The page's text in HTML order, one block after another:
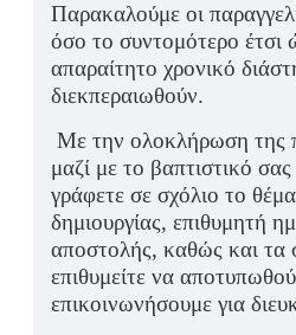
Παρακαλούμε οι
όσο το συντομότερο έτσι
απαραίτητο χρονικό
διεκπεραιωθούν.
Με την ολοκλήρωση της
μαζί με το βαπτιστικό
γράφετε σε σχόλιο το
δημιουργίας, επιθυμητή
αποστολής, καθώς και τα
επιθυμείτε να
επικοινωνήσουμε για